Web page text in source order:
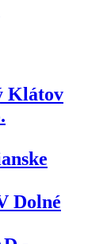
Klátov
Dolné